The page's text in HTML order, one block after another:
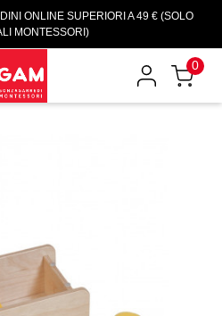
ONLINE SUPERIORI A 49 € (SOLO
MONTESSORI)
0